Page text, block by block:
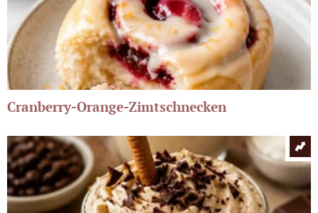
Cranberry-Orange-Zimtschnecken